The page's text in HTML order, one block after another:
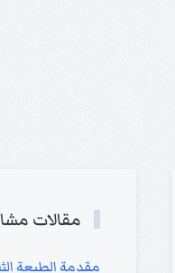
مقالات
مقدمة الطبعة